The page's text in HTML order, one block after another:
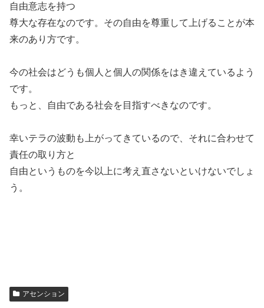
自由意志を持つ
尊大な存在なのです。その自由を尊重して上げることが本
来のあり方です。
今の社会はどうも個人と個人の関係をはき違えているよう
です。
もっと、自由である社会を目指すべきなのです。
幸いテラの波動も上がってきているので、それに合わせて
責任の取り方と
自由というものを今以上に考え直さないといけないでしょ
う。
アセンション